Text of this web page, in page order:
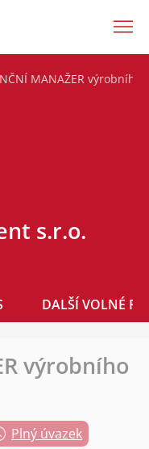
MANAŽER výrobního
s.r.o.
DALŠÍ VOLNÉ
výrobního
Plný úvazek